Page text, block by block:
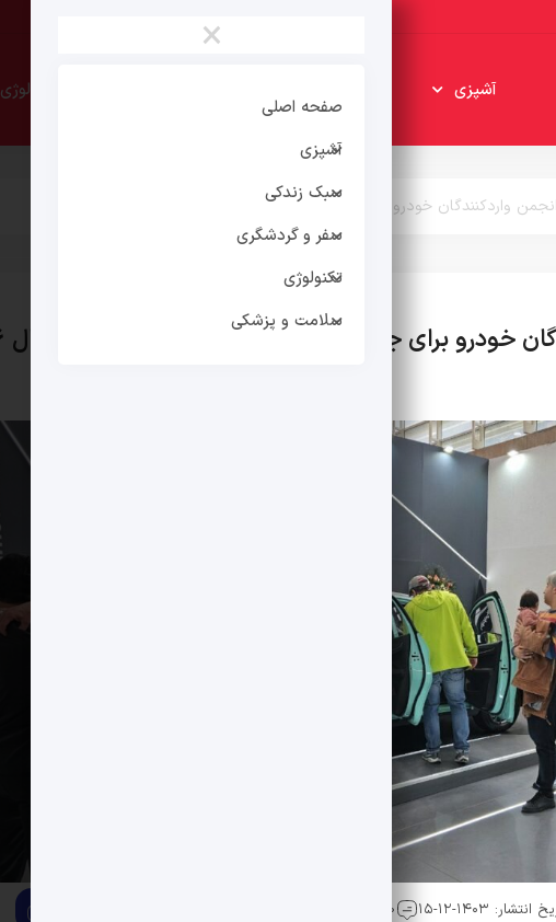
آشپزی تکنولوژی
×
صفحه اصلی
آشپزی
سبک زندکی
سفر و گردشگری
تکنولوژی
سلامت و پزشکی
واردکنندگان خودرو برای جلوگیری از افزایش قیمت خودرو در سال 6
خودرو برای جلوگیری از افزایش قیمت خودرو در سال 6
انتشار: ۱۴۰۳-۱۲-۱۵ 0 دیدگاه